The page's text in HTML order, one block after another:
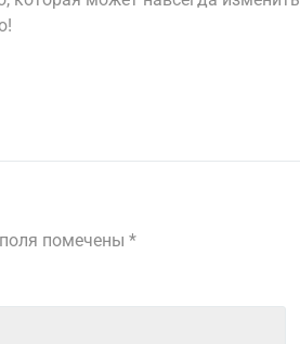
помечены *